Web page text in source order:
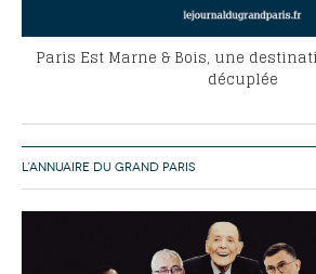
Paris Est Marne & Bois, une
décuplée
L’ANNUAIRE DU GRAND PARIS